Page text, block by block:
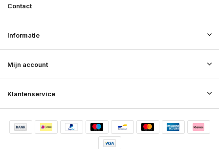
Klantenservice
Mijn account
Informatie
Contact